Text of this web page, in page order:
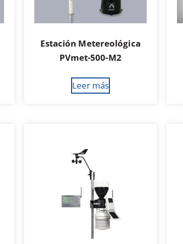
Estación Metereológica
PVmet-500-M2
Leer más